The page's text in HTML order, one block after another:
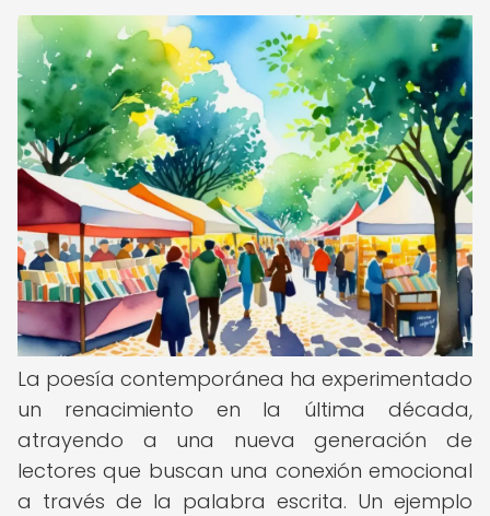
La poesía contemporánea ha experimentado
un renacimiento en la última década,
atrayendo a una nueva generación de
lectores que buscan una conexión emocional
a través de la palabra escrita. Un ejemplo